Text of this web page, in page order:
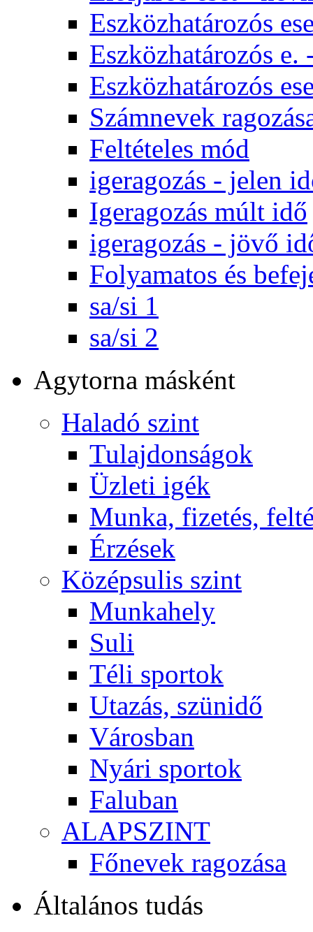
Eszközhatározós
Eszközhatározós
Eszközhatározós
Számnevek
Feltételes mód
igeragozás - jelen
Igeragozás múlt idő
igeragozás - jövő
Folyamatos és
sa/si 1
sa/si 2
Agytorna másként
Haladó szint
Tulajdonságok
Üzleti igék
Munka, fizetés,
Érzések
Középsulis szint
Munkahely
Suli
Téli sportok
Utazás, szünidő
Városban
Nyári sportok
Faluban
ALAPSZINT
Főnevek ragozása
Általános tudás